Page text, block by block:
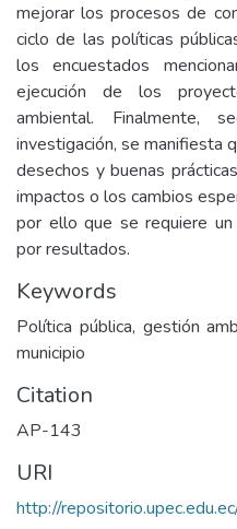
mejorar los procesos de
ciclo de las políticas
los encuestados
ejecución de los
ambiental. Finalmente,
investigación, se manifiesta
desechos y buenas
impactos o los cambios
por ello que se requiere
por resultados.
Keywords
Política pública, gestión
municipio
Citation
AP-143
URI
http://